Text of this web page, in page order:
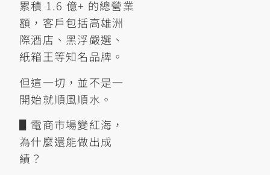
累積 1.6 億+ 的總營業
額，客戶包括高雄洲
際酒店、黑浮嚴選、
紙箱王等知名品牌。
但這一切，並不是一
開始就順風順水。
▋電商市場變紅海，
為什麼還能做出成
績？